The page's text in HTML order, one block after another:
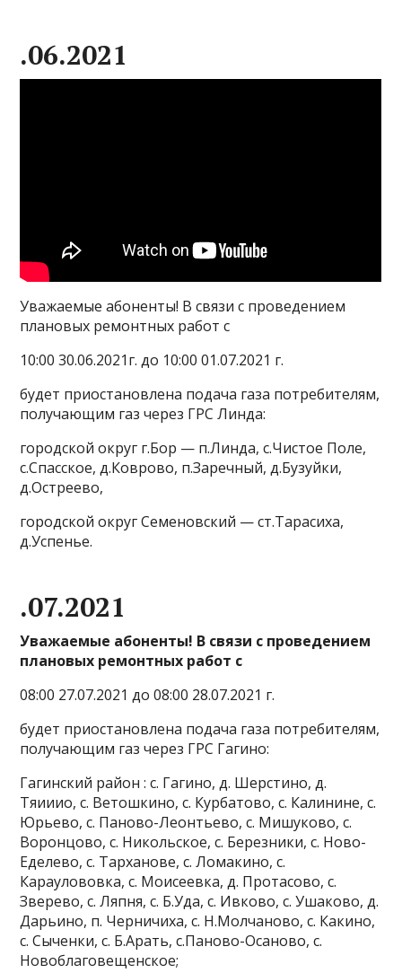
.06.2021
Уважаемые абоненты! В связи с проведением
плановых ремонтных работ с
10:00 30.06.2021г. до 10:00 01.07.2021 г.
будет приостановлена подача газа потребителям,
получающим газ через ГРС Линда:
городской округ г.Бор — п.Линда, с.Чистое Поле,
с.Спасское, д.Коврово, п.Заречный, д.Бузуйки,
д.Остреево,
городской округ Семеновский — ст.Тарасиха,
д.Успенье.
.07.2021
Уважаемые абоненты! В связи с проведением
плановых ремонтных работ с
08:00 27.07.2021 до 08:00 28.07.2021 г.
будет приостановлена подача газа потребителям,
получающим газ через ГРС Гагино:
Гагинский район : с. Гагино, д. Шерстино, д.
Тяииио, с. Ветошкино, с. Курбатово, с. Калинине, с.
Юрьево, с. Паново-Леонтьево, с. Мишуково, с.
Воронцово, с. Никольское, с. Березники, с. Ново-
Еделево, с. Тарханове, с. Ломакино, с.
Караулововка, с. Моисеевка, д. Протасово, с.
Зверево, с. Ляпня, с. Б.Уда, с. Ивково, с. Ушаково, д.
Дарьино, п. Черничиха, с. Н.Молчаново, с. Какино,
с. Сыченки, с. Б.Арать, с.Паново-Осаново, с.
Новоблаговещенское;